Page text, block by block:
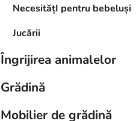
NecesitățI pentru bebeluși
Jucării
Îngrijirea animalelor
Grădină
Mobilier de grădină